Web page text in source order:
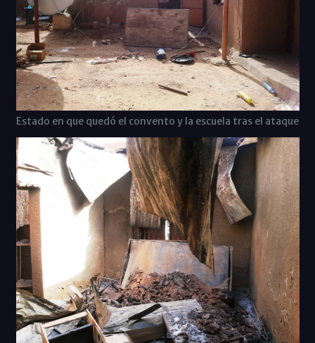
Estado en que quedó el convento y la escuela tras el ataque